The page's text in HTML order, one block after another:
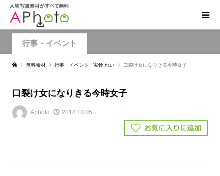
行事・イベント
無料素材 行事・イベント 実鈴 れい 口裂け女になりきる今時女子
口裂け女になりきる今時女子
Aphoto 2018.10.05